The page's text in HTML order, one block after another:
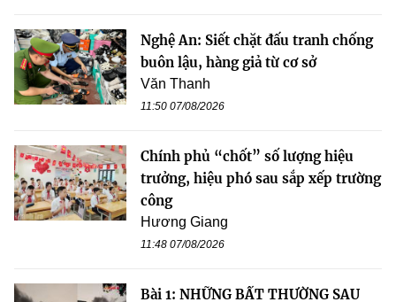
Nghệ An: Siết chặt đấu tranh chống
buôn lậu, hàng giả từ cơ sở
Văn Thanh
11:50 07/08/2026
Chính phủ “chốt” số lượng hiệu
trưởng, hiệu phó sau sắp xếp trường
công
Hương Giang
11:48 07/08/2026
Bài 1: NHỮNG BẤT THƯỜNG SAU